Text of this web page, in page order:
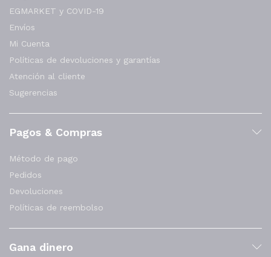
EGMARKET y COVID-19
Envíos
Mi Cuenta
Políticas de devoluciones y garantías
Atención al cliente
Sugerencias
Pagos & Compras
Método de pago
Pedidos
Devoluciones
Políticas de reembolso
Gana dinero